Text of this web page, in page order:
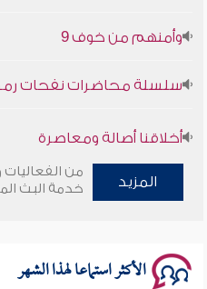
وأمنهم من خوف 9
سلسلة محاضرات نفحات رمضانية
أخلاقنا أصالة ومعاصرة
وأمنهم من خوف 9
المزيد
من الفعاليات
خدمة البث
الأكثر استماعا لهذا الشهر